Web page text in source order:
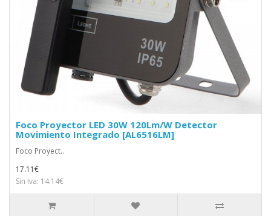
Foco Proyector LED 30W 120Lm/W Detector
Movimiento Integrado [AL6516LM]
Foco Proyect..
17.11€
Sin Iva: 14.14€